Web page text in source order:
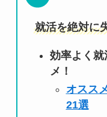
就活を絶対に
効率よく就
メ！
オスス
21選